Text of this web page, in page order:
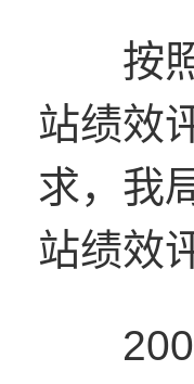
按照
站绩效
求，我
站绩效
2007